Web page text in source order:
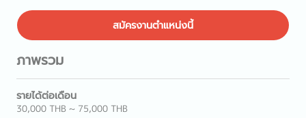
สมัครงานตำแหน่งนี้
ภาพรวม
รายได้ต่อเดือน
30,000 THB ~ 75,000 THB